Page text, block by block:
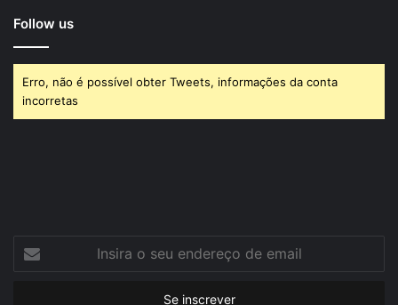
Follow us
Erro, não é possível obter Tweets, informações da conta
incorretas